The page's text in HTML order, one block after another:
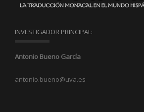
INVESTIGADOR PRINCIPAL:
Antonio Bueno García
antonio.bueno@uva.es